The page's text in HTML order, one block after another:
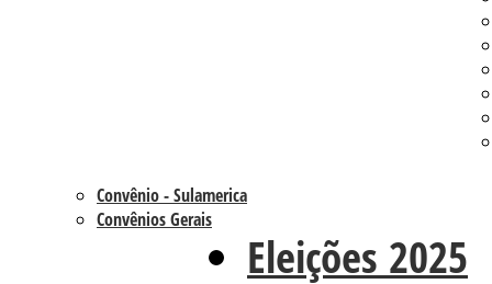
Convênio - Sulamerica
Convênios Gerais
Eleições 2025